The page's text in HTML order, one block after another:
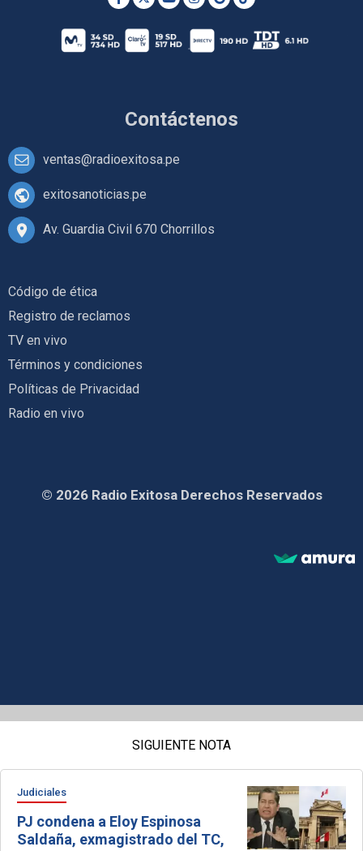
Contáctenos
ventas@radioexitosa.pe
exitosanoticias.pe
Av. Guardia Civil 670 Chorrillos
Código de ética
Registro de reclamos
TV en vivo
Términos y condiciones
Políticas de Privacidad
Radio en vivo
© 2026 Radio Exitosa Derechos Reservados
SIGUIENTE NOTA
Judiciales
PJ condena a Eloy Espinosa
Saldaña, exmagistrado del TC,